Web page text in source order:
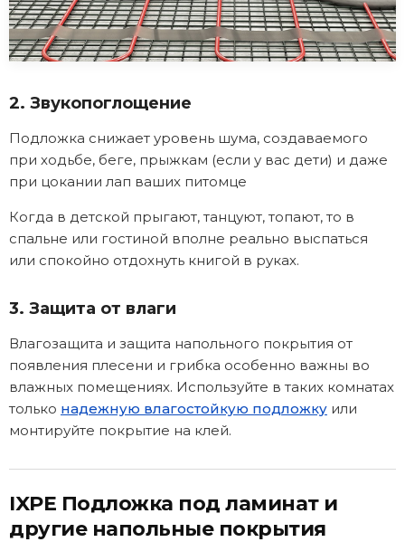
2. Звукопоглощение
Подложка снижает уровень шума, создаваемого
при ходьбе, беге, прыжкам (если у вас дети) и даже
при цокании лап ваших питомце
Когда в детской прыгают, танцуют, топают, то в
спальне или гостиной вполне реально выспаться
или спокойно отдохнуть книгой в руках.
3. Защита от влаги
Влагозащита и защита напольного покрытия от
появления плесени и грибка особенно важны во
влажных помещениях. Используйте в таких комнатах
только надежную влагостойкую подложку или
монтируйте покрытие на клей.
IXPE Подложка под ламинат и
другие напольные покрытия